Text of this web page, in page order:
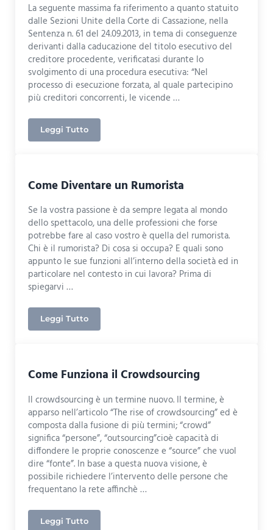
La seguente massima fa riferimento a quanto statuito
dalle Sezioni Unite della Corte di Cassazione, nella
Sentenza n. 61 del 24.09.2013, in tema di conseguenze
derivanti dalla caducazione del titolo esecutivo del
creditore procedente, verificatasi durante lo
svolgimento di una procedura esecutiva: “Nel
processo di esecuzione forzata, al quale partecipino
più creditori concorrenti, le vicende …
Leggi TuttoEstinzione e Sospensione del Titolo Esecutivo di
Come Diventare un Rumorista
Se la vostra passione è da sempre legata al mondo
dello spettacolo, una delle professioni che forse
potrebbe fare al caso vostro è quella del rumorista.
Chi è il rumorista? Di cosa si occupa? E quali sono
appunto le sue funzioni all’interno della società ed in
particolare nel contesto in cui lavora? Prima di
spiegarvi …
Leggi TuttoCome Diventare un Rumorista
Come Funziona il Crowdsourcing
Il crowdsourcing è un termine nuovo. Il termine, è
apparso nell’articolo “The rise of crowdsourcing” ed è
composta dalla fusione di più termini; “crowd”
significa “persone”, “outsourcing”cioè capacità di
diffondere le proprie conoscenze e “source” che vuol
dire “fonte”. In base a questa nuova visione, è
possibile richiedere l’intervento delle persone che
frequentano la rete affinchè …
Leggi TuttoCome Funziona il Crowdsourcing